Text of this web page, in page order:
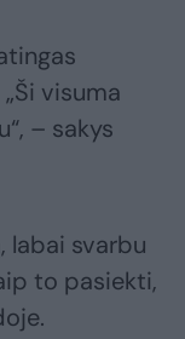
visuma
– sakys
labai svarbu
to pasiekti,